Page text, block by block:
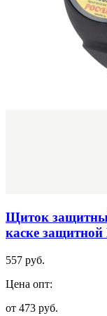
Щиток
каске
557 руб.
Цена опт:
от 473 руб.